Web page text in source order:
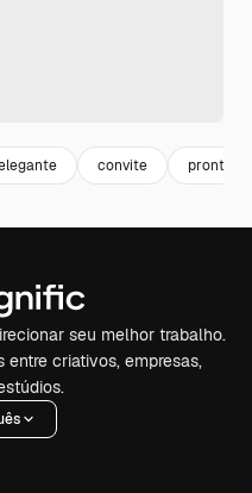
convite pronto
seu melhor trabalho.
entre criativos, empresas,